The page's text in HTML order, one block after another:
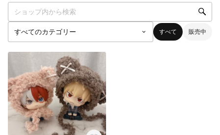
すべて 販売中